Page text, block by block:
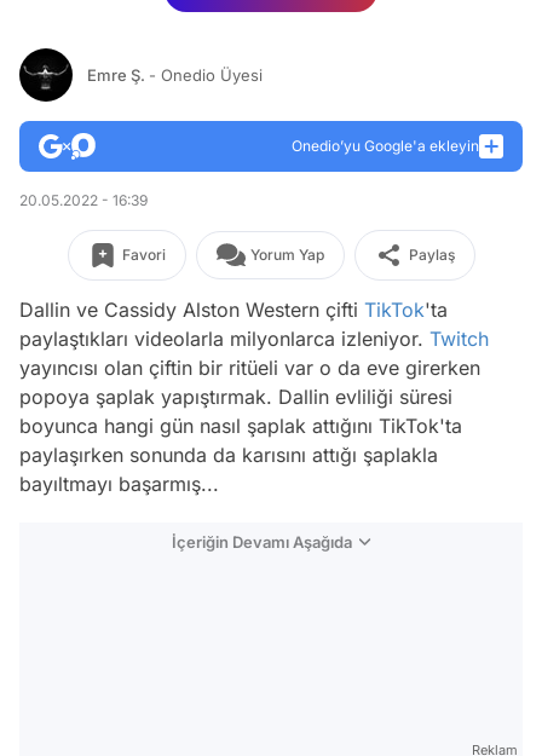
Emre Ş. - Onedio Üyesi
Onedio’yu Google'a ekleyin
20.05.2022 - 16:39
Favori Yorum Yap Paylaş
Dallin ve Cassidy Alston Western çifti TikTok'ta
paylaştıkları videolarla milyonlarca izleniyor. Twitch
yayıncısı olan çiftin bir ritüeli var o da eve girerken
popoya şaplak yapıştırmak. Dallin evliliği süresi
boyunca hangi gün nasıl şaplak attığını TikTok'ta
paylaşırken sonunda da karısını attığı şaplakla
bayıltmayı başarmış...
İçeriğin Devamı Aşağıda
Reklam